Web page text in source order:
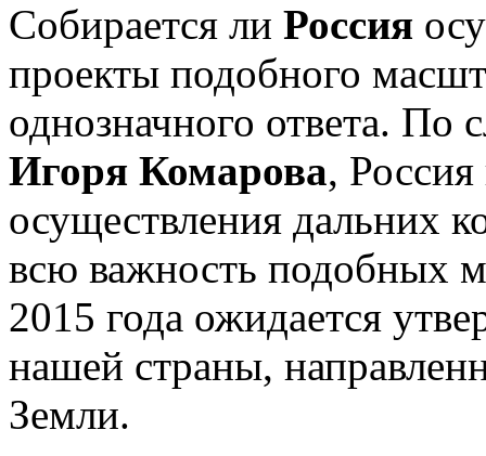
Собирается ли Россия
проекты подобного
однозначного ответа. По
Игоря Комарова, Россия
осуществления дальних
всю важность подобных
2015 года ожидается
нашей страны,
Земли.